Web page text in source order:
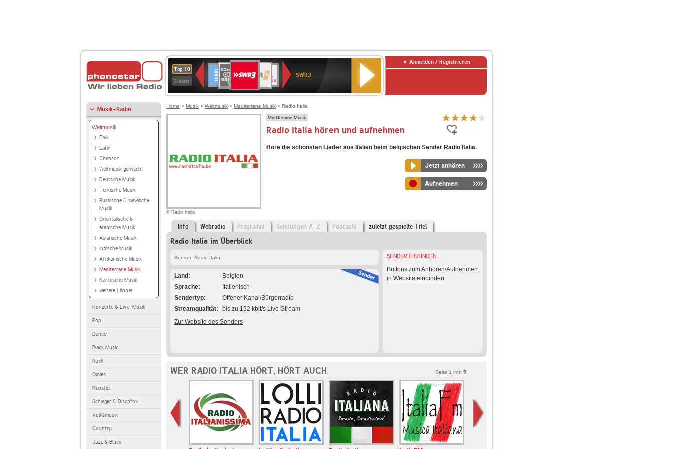
Top 10
Zuletzt
Deutschlandfunk
80er
90er
OLDIE
ANTENNE
4
KLASSIK
SWR
Kultur
NDR
2
SWR3
Anmelden / Registrieren
Musik-Radio
Weltmusik
Folk
Latin
Chanson
Weltmusik gemischt
Deutsche Musik
Türkische Musik
Russische & slawische
Musik
Orientalische &
arabische Musik
Asiatische Musik
Indische Musik
Afrikanische Musik
Mediterrane Musik
Karibische Musik
weitere Länder
Konzerte & Live-Musik
Pop
Dance
Black Music
Rock
Oldies
Künstler
Schlager & Discofox
Volksmusik
Country
Jazz & Blues
Home > Musik > Weltmusik > Mediterrane Musik > Radio Italia
© Radio Italia
Mediterrane Musik
Radio Italia hören und aufnehmen
Höre die schönsten Lieder aus Italien beim belgischen Sender Radio Italia.
Jetzt anhören
Aufnehmen
Info Webradio Programm Sendungen A-Z Podcasts zuletzt gespielte Titel
Radio Italia im Überblick
Sender: Radio Italia
Land
Belgien
Sprache
Italienisch
Sendertyp
Offener Kanal/Bürgerradio
Streamqualität
bis zu 192 kbit/s Live-Stream
Zur Website des Senders
SENDER EINBINDEN
Buttons zum Anhören/Aufnehmen
in Website einbinden
WER RADIO ITALIA HÖRT, HÖRT AUCH Seite 1 von 5